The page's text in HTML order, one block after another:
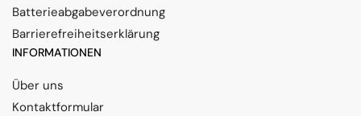
Batterieabgabeverordnung
Barrierefreiheitserklärung
INFORMATIONEN
Über uns
Kontaktformular